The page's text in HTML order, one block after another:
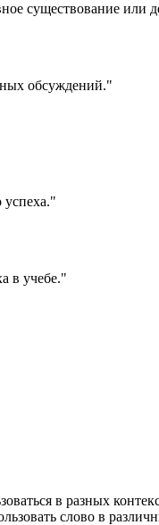
существование или
обсуждений."
успеха."
в учебе."
в разных
слово в